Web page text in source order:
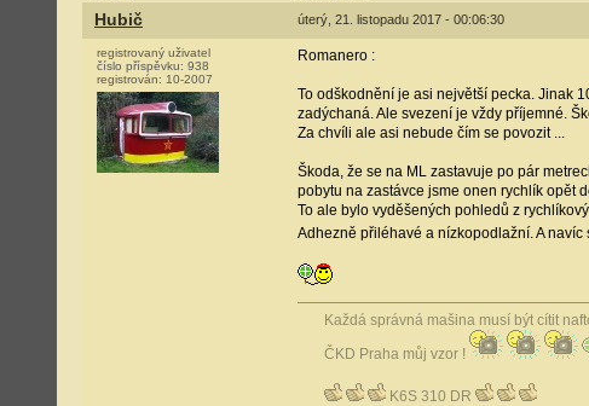
Hubič úterý, 21. listopadu 2017 - 00:06:30
registrovaný uživatel
číslo příspěvku: 938
registrován: 10-2007
Romanero :
To odškodnění je asi největší pecka. Jinak
zadýchaná. Ale svezení je vždy příjemné.
Za chvíli ale asi nebude čím se povozit ...
Škoda, že se na ML zastavuje po pár
pobytu na zastávce jsme onen rychlík opět
To ale bylo vyděšených pohledů z
Adhezně přiléhavé a nízkopodlažní. A
Každá správná mašina musí být cítit
ČKD Praha můj vzor !
K6S 310 DR